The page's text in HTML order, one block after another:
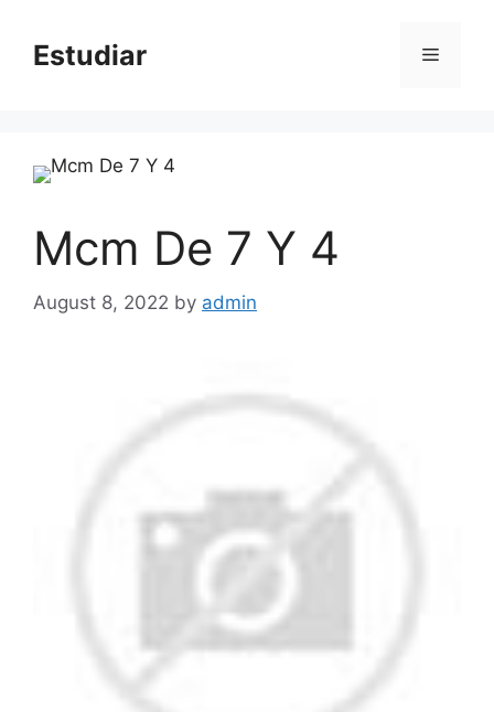
contentEstudiar Menu
Mcm De 7 Y 4
August 8, 2022 by admin